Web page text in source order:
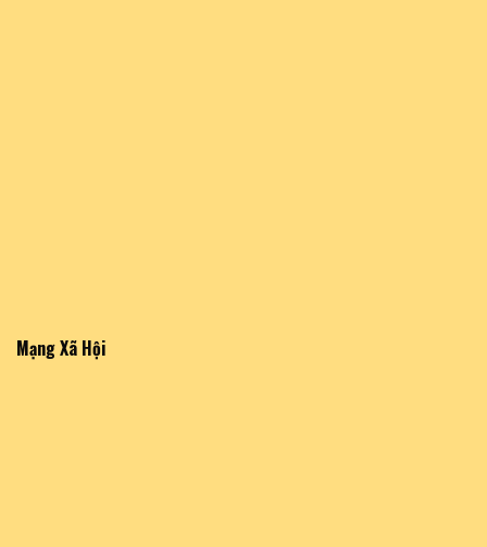
Mạng Xã Hội